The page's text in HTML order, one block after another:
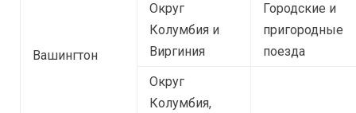
Вашингтон
Округ
Колумбия и
Виргиния
Городские и
пригородные
поезда
Округ
Колумбия,